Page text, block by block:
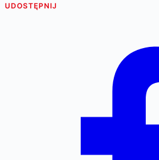
UDOSTĘPNIJ